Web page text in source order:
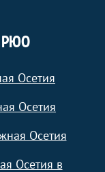
РЮО
Осетия
Осетия
Осетия
Осетия в